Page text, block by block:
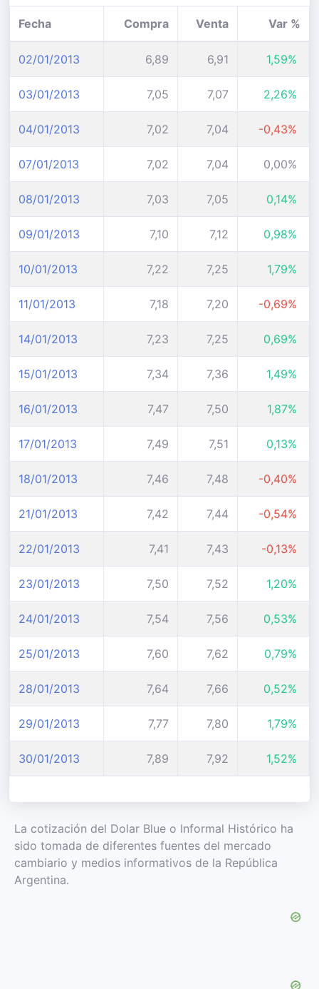
Fecha Compra Venta Var %
02/01/2013 6,89 6,91 1,59%
03/01/2013 7,05 7,07 2,26%
04/01/2013 7,02 7,04 -0,43%
07/01/2013 7,02 7,04 0,00%
08/01/2013 7,03 7,05 0,14%
09/01/2013 7,10 7,12 0,98%
10/01/2013 7,22 7,25 1,79%
11/01/2013 7,18 7,20 -0,69%
14/01/2013 7,23 7,25 0,69%
15/01/2013 7,34 7,36 1,49%
16/01/2013 7,47 7,50 1,87%
17/01/2013 7,49 7,51 0,13%
18/01/2013 7,46 7,48 -0,40%
21/01/2013 7,42 7,44 -0,54%
22/01/2013 7,41 7,43 -0,13%
23/01/2013 7,50 7,52 1,20%
24/01/2013 7,54 7,56 0,53%
25/01/2013 7,60 7,62 0,79%
28/01/2013 7,64 7,66 0,52%
29/01/2013 7,77 7,80 1,79%
30/01/2013 7,89 7,92 1,52%
La cotización del Dolar Blue o Informal Histórico ha
sido tomada de diferentes fuentes del mercado
cambiario y medios informativos de la República
Argentina.